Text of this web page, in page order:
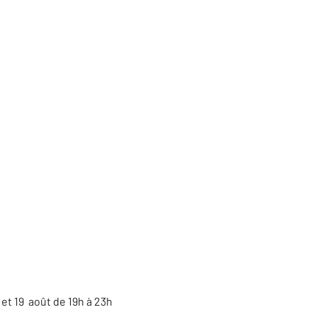
19 août de 19h à 23h